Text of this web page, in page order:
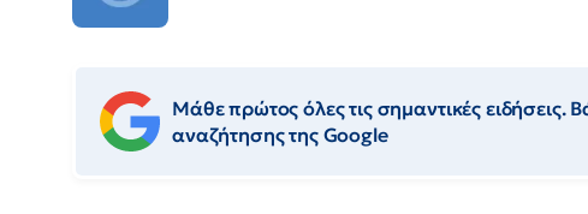
Μάθε πρώτος όλες τις σημαντικές
αναζήτησης της Google